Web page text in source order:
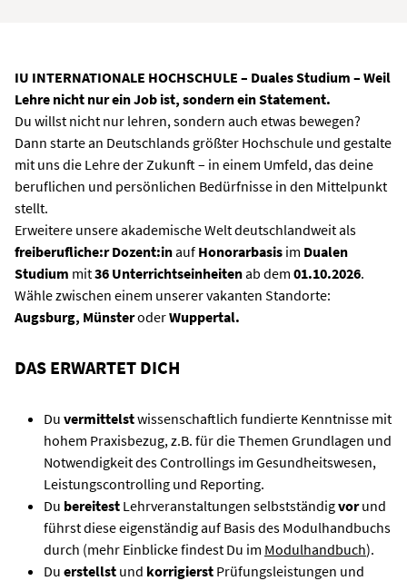
IU INTERNATIONALE HOCHSCHULE – Duales Studium – Weil
Lehre nicht nur ein Job ist, sondern ein Statement.
Du willst nicht nur lehren, sondern auch etwas bewegen?
Dann starte an Deutschlands größter Hochschule und gestalte
mit uns die Lehre der Zukunft – in einem Umfeld, das deine
beruflichen und persönlichen Bedürfnisse in den Mittelpunkt
stellt.
Erweitere unsere akademische Welt deutschlandweit als
freiberufliche:r Dozent:inauf Honorarbasis im Dualen
Studium mit36 Unterrichtseinheitenab dem 01.10.2026.
Wähle zwischen einem unserer vakanten Standorte:
Augsburg, MünsteroderWuppertal.
DAS ERWARTET DICH
Du vermittelstwissenschaftlich fundierte Kenntnisse mit
hohem Praxisbezug, z.B. für die Themen Grundlagen und
Notwendigkeit des Controllings im Gesundheitswesen,
Leistungscontrolling und Reporting.
Du bereitest Lehrveranstaltungen selbstständigvorund
führst diese eigenständig auf Basis des Modulhandbuchs
durch (mehr Einblicke findest Du im Modulhandbuch).
Du erstellst und korrigierst Prüfungsleistungen und